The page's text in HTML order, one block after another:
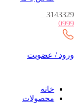
3143329
0999
ورود / عضویت
خانه
محصولات